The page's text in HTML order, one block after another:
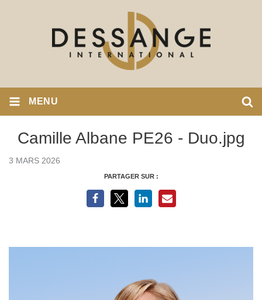
MENU
Camille Albane PE26 - Duo.jpg
3 MARS 2026
PARTAGER SUR :